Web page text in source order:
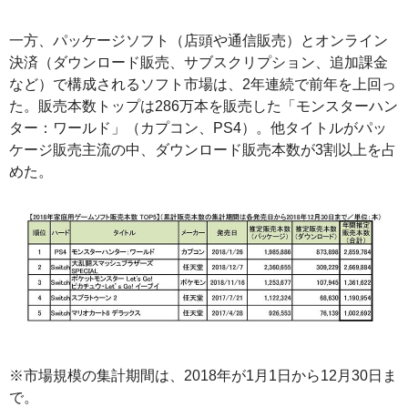
一方、パッケージソフト（店頭や通信販売）とオンライン
決済（ダウンロード販売、サブスクリプション、追加課金
など）で構成されるソフト市場は、2年連続で前年を上回っ
た。販売本数トップは286万本を販売した「モンスターハン
ター：ワールド」（カプコン、PS4）。他タイトルがパッ
ケージ販売主流の中、ダウンロード販売本数が3割以上を占
めた。
※市場規模の集計期間は、2018年が1月1日から12月30日ま
で。